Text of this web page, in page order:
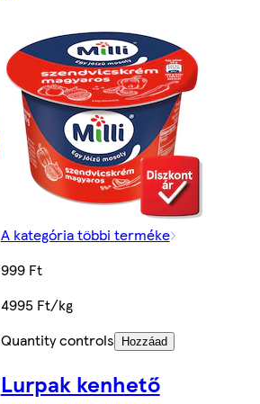
A kategória többi terméke
999 Ft
4995 Ft/kg
Quantity controls
Hozzáad
Lurpak kenhető